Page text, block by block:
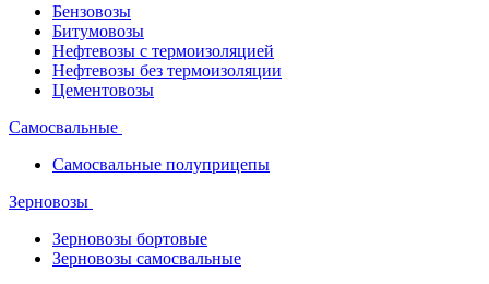
Бензовозы
Битумовозы
Нефтевозы с термоизоляцией
Нефтевозы без термоизоляции
Цементовозы
Самосвальные
Самосвальные полуприцепы
Зерновозы
Зерновозы бортовые
Зерновозы самосвальные